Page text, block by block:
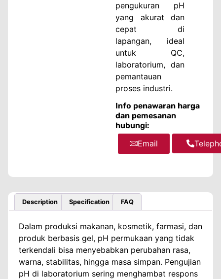
pengukuran pH
yang akurat dan
cepat di
lapangan, ideal
untuk QC,
laboratorium, dan
pemantauan
proses industri.
Info penawaran harga
dan pemesanan
hubungi:
Email
Description Specification FAQ
Dalam produksi makanan, kosmetik, farmasi, dan
produk berbasis gel, pH permukaan yang tidak
terkendali bisa menyebabkan perubahan rasa,
warna, stabilitas, hingga masa simpan. Pengujian
pH di laboratorium sering menghambat respons